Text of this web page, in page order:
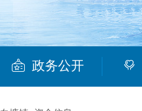
政务公开